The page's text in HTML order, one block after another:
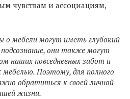
чувствам и ассоциациям,
о мебели могут иметь глубокий
они также могут
наших повседневных забот и
мебелью. Поэтому, для полного
обратиться к своей личной
жизни.